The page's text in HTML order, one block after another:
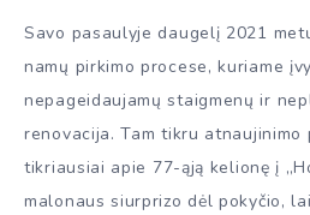
Savo pasaulyje daugelį 2021
namų pirkimo procese, kuriame
nepageidaujamų staigmenų ir
renovacija. Tam tikru atnaujinimo
tikriausiai apie 77-ąją kelionę į
malonaus siurprizo dėl pokyčio,